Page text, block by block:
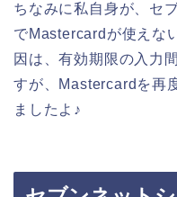
ちなみに私自身が、セ
でMastercardが使えな
因は、有効期限の入力
すが、Mastercardを再
ましたよ♪